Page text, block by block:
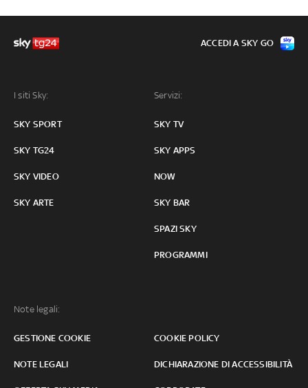
I siti Sky:
SKY SPORT
SKY TG24
SKY VIDEO
SKY ARTE
Servizi:
SKY TV
SKY APPS
NOW
SKY BAR
SPAZI SKY
PROGRAMMI
Note legali:
GESTIONE COOKIE COOKIE POLICY
NOTE LEGALI DICHIARAZIONE DI ACCESSIBILITÀ
ACCEDI A SKY GO